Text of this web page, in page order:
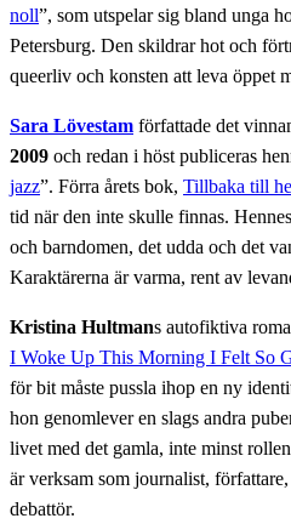
noll”, som utspelar sig bland unga
Petersburg. Den skildrar hot och
queerliv och konsten att leva öppet
Sara Lövestam författade det
2009 och redan i höst publiceras
jazz”. Förra årets bok, Tillbaka till
tid när den inte skulle finnas.
och barndomen, det udda och det
Karaktärerna är varma, rent av
Kristina Hultmans autofiktiva
I Woke Up This Morning I Felt So
för bit måste pussla ihop en ny
hon genomlever en slags andra
livet med det gamla, inte minst
är verksam som journalist,
debattör.